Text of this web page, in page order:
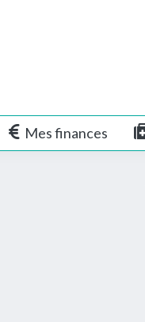
Mes finances